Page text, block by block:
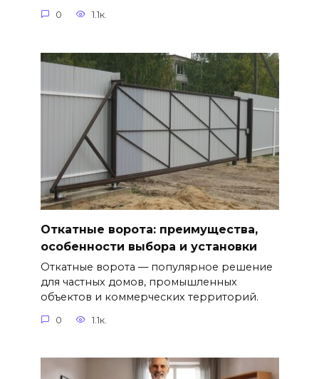
0 1.1к.
Откатные ворота: преимущества,
особенности выбора и установки
Откатные ворота — популярное решение
для частных домов, промышленных
объектов и коммерческих территорий.
0 1.1к.